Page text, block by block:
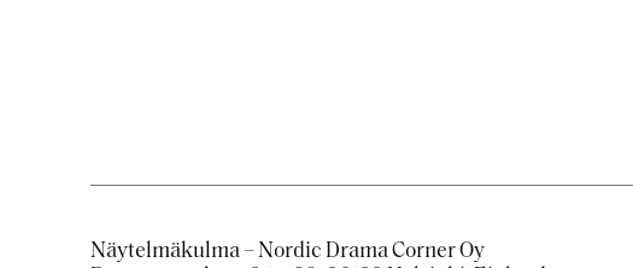
Näytelmäkulma – Nordic Drama Corner Oy